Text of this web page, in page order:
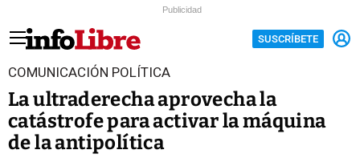
Publicidad
SUSCRÍBETE
COMUNICACIÓN POLÍTICA
La ultraderecha aprovecha la
catástrofe para activar la máquina
de la antipolítica